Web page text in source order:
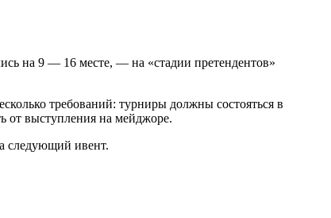
на 9 — 16 месте, — на «стадии претендентов»
требований: турниры должны состояться в
от выступления на мейджоре.
следующий ивент.